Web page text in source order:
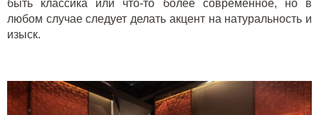
быть классика или что-то более современное, но в
любом случае следует делать акцент на натуральность и
изыск.